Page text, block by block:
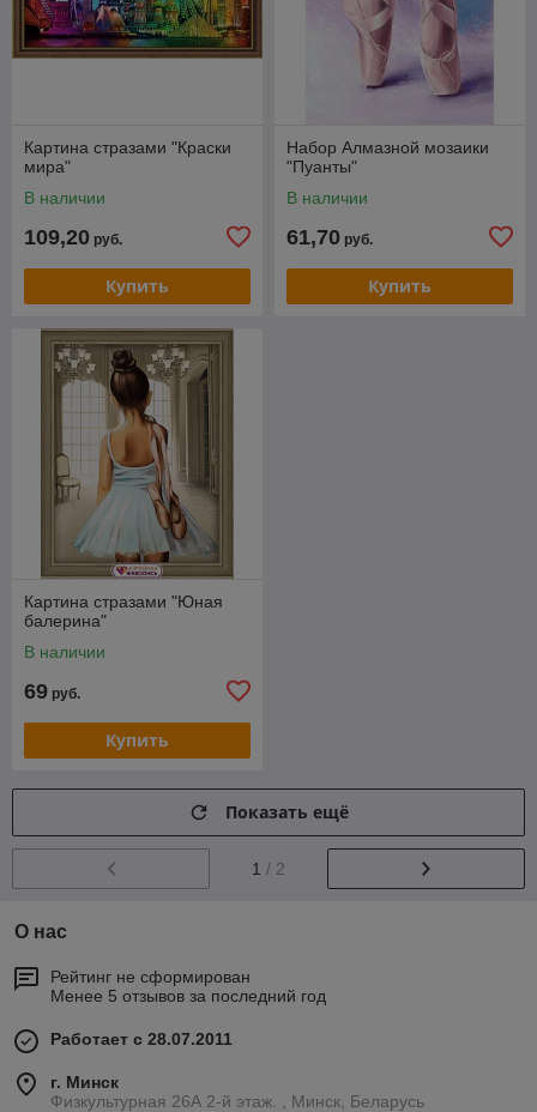
Картина стразами "Краски
мира"
В наличии
109,20 руб.
Купить
Набор Алмазной мозаики
"Пуанты"
В наличии
61,70 руб.
Купить
Картина стразами "Юная
балерина"
В наличии
69 руб.
Купить
Показать ещё
1 / 2
О нас
Рейтинг не сформирован
Менее 5 отзывов за последний год
Работает с 28.07.2011
г. Минск
Физкультурная 26А 2-й этаж. , Минск, Беларусь